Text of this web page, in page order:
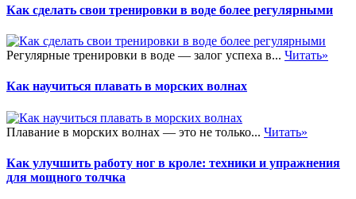
Как сделать свои тренировки в воде более регулярными
Регулярные тренировки в воде — залог успеха в... Читать»
Как научиться плавать в морских волнах
Плавание в морских волнах — это не только... Читать»
Как улучшить работу ног в кроле: техники и упражнения
для мощного толчка